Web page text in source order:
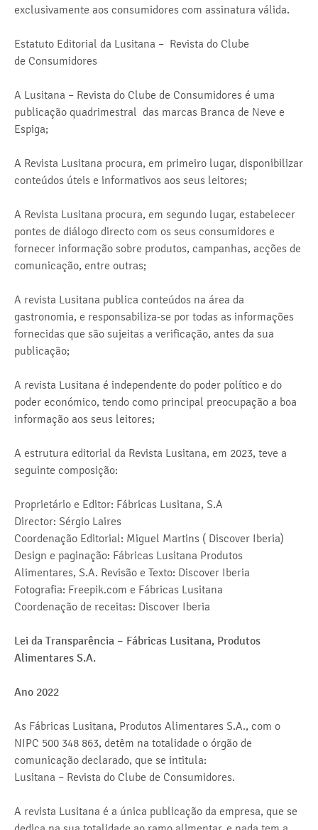
exclusivamente aos consumidores com assinatura válida.
Estatuto Editorial da Lusitana – Revista do Clube
de Consumidores
A Lusitana – Revista do Clube de Consumidores é uma
publicação quadrimestral das marcas Branca de Neve e
Espiga;
A Revista Lusitana procura, em primeiro lugar, disponibilizar
conteúdos úteis e informativos aos seus leitores;
A Revista Lusitana procura, em segundo lugar, estabelecer
pontes de diálogo directo com os seus consumidores e
fornecer informação sobre produtos, campanhas, acções de
comunicação, entre outras;
A revista Lusitana publica conteúdos na área da
gastronomia, e responsabiliza-se por todas as informações
fornecidas que são sujeitas a verificação, antes da sua
publicação;
A revista Lusitana é independente do poder político e do
poder económico, tendo como principal preocupação a boa
informação aos seus leitores;
A estrutura editorial da Revista Lusitana, em 2023, teve a
seguinte composição:
Proprietário e Editor: Fábricas Lusitana, S.A
Director: Sérgio Laires
Coordenação Editorial: Miguel Martins ( Discover Iberia)
Design e paginação: Fábricas Lusitana Produtos
Alimentares, S.A. Revisão e Texto: Discover Iberia
Fotografia: Freepik.com e Fábricas Lusitana
Coordenação de receitas: Discover Iberia
Lei da Transparência – Fábricas Lusitana, Produtos
Alimentares S.A.
Ano 2022
As Fábricas Lusitana, Produtos Alimentares S.A., com o
NIPC 500 348 863, detêm na totalidade o órgão de
comunicação declarado, que se intitula:
Lusitana – Revista do Clube de Consumidores.
A revista Lusitana é a única publicação da empresa, que se